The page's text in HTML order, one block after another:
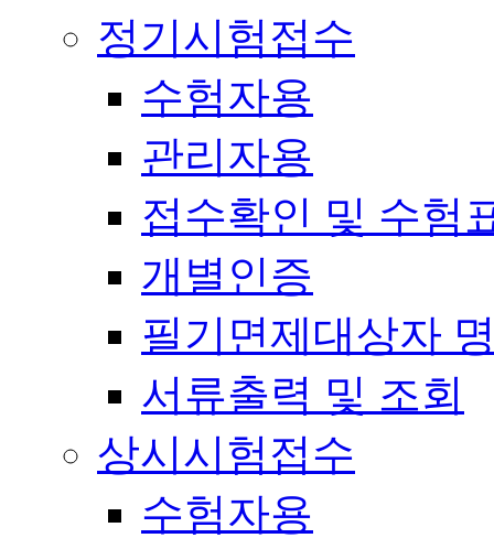
정기시험접수
수험자용
관리자용
접수확인 및 수험
개별인증
필기면제대상자
서류출력 및 조회
상시시험접수
수험자용